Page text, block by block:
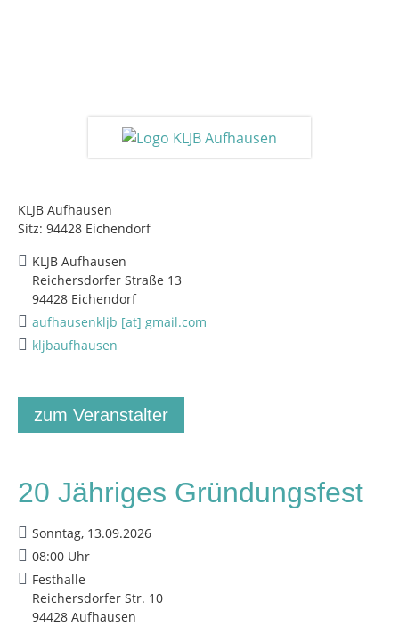
KLJB Aufhausen
Sitz: 94428 Eichendorf
KLJB Aufhausen
Reichersdorfer Straße 13
94428 Eichendorf
aufhausenkljb [at] gmail.com
kljbaufhausen
zum Veranstalter
20 Jähriges Gründungsfest
Sonntag, 13.09.2026
08:00 Uhr
Festhalle
Reichersdorfer Str. 10
94428 Aufhausen